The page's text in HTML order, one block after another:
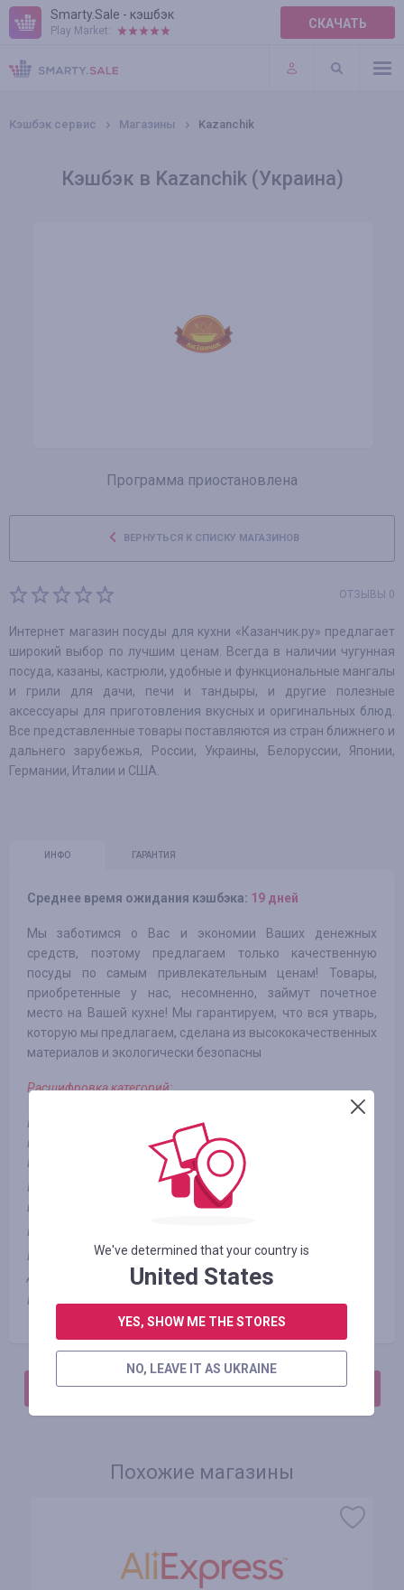
Smarty.Sale - кэшбэк
Play Market: СКАЧАТЬ
ПРАВИЛА
ПЛАГИНЫ
Кэшбэк сервис Магазины Kazanchik
Кэшбэк в Kazanchik (Украина)
Программа приостановлена
ВЕРНУТЬСЯ К СПИСКУ МАГАЗИНОВ
ОТЗЫВЫ 0
Интернет магазин посуды для кухни «Казанчик.ру» предлагает
широкий выбор по лучшим ценам. Всегда в наличии чугунная
посуда, казаны, кастрюли, удобные и функциональные мангалы
и грили для дачи, печи и тандыры, и другие полезные
аксессуары для приготовления вкусных и оригинальных блюд.
Все представленные товары поставляются из стран ближнего и
дальнего зарубежья, России, Украины, Белоруссии, Японии,
Германии, Италии и США.
ИНФО ГАРАНТИЯ
Среднее время ожидания кэшбэка: 19 дней
Мы заботимся о Вас и экономии Ваших денежных
средств, поэтому предлагаем только качественную
посуды по самым привлекательным ценам! Товары,
приобретенные у нас, несомненно, займут почетное
место на Вашей кухне! Мы гарантируем, что вся утварь,
которую мы предлагаем, сделана из высококачественных
материалов и экологически безопасны
Расшифровка категорий:
Категория 1: Категории «Посуда для дома», «Для чая и
кофе», «Хозтовары»
Категория 2: «Все для сервировки», «Хранение и упаковка»
Категория 3: «Ножи и аксессуары», «Самогоно пиво вино
варение», «Мангалы»
Категория 4: «Казаны, печи, подставки»
Категория 5: «Кухонная бытовая техника», «Тандыры», «Все
для пикника и грилинга», «Все для бани и сауны»
Категория 6: «Дача, сад и огород»
АВТОРИЗИРУЙТЕСЬ, ЧТОБЫ ОСТАВИТЬ ОТЗЫВ
Похожие магазины
We've determined that your country is
United States
YES, SHOW ME THE STORES
NO, LEAVE IT AS UKRAINE